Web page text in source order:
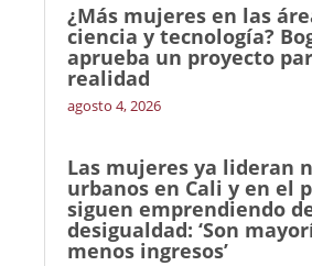
¿Más mujeres en las
ciencia y tecnología?
aprueba un proyecto
realidad
agosto 4, 2026
Las mujeres ya lideran
urbanos en Cali y en el
siguen emprendiendo
desigualdad: ‘Son
menos ingresos’